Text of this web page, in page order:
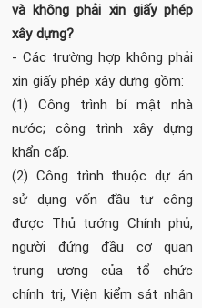
và không phải xin giấy phép
xây dựng?
- Các trường hợp không phải
xin giấy phép xây dựng gồm:
(1) Công trình bí mật nhà
nước; công trình xây dựng
khẩn cấp.
(2) Công trình thuộc dự án
sử dụng vốn đầu tư công
được Thủ tướng Chính phủ,
người đứng đầu cơ quan
trung ương của tổ chức
chính trị, Viện kiểm sát nhân